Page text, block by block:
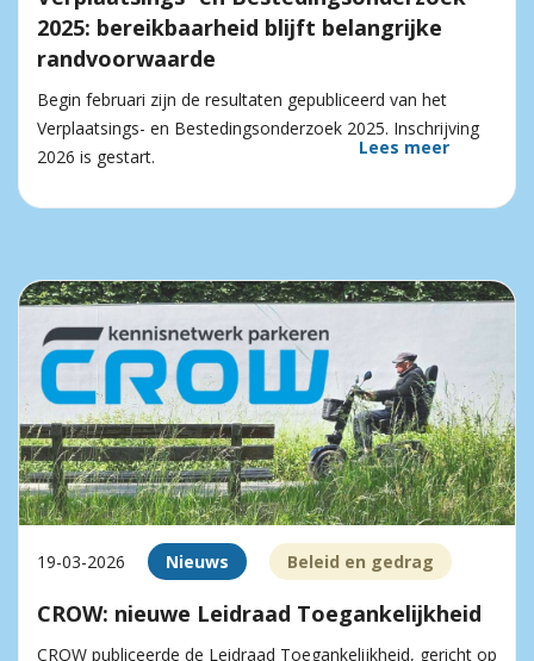
2025: bereikbaarheid blijft belangrijke
randvoorwaarde
Begin februari zijn de resultaten gepubliceerd van het
Verplaatsings- en Bestedingsonderzoek 2025. Inschrijving
2026 is gestart.
Lees meer
19-03-2026 Nieuws Beleid en gedrag
CROW: nieuwe Leidraad Toegankelijkheid
CROW publiceerde de Leidraad Toegankelijkheid, gericht op